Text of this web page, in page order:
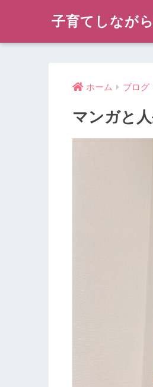
子育てしなが
ホーム ブログ
マンガと